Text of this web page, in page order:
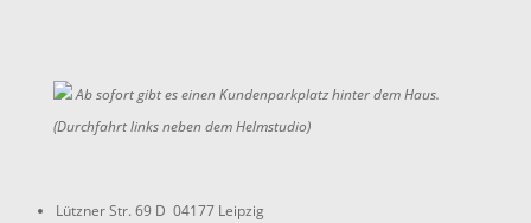
Ab sofort gibt es einen Kundenparkplatz hinter dem Haus.
(Durchfahrt links neben dem Helmstudio)
Lützner Str. 69 D 04177 Leipzig